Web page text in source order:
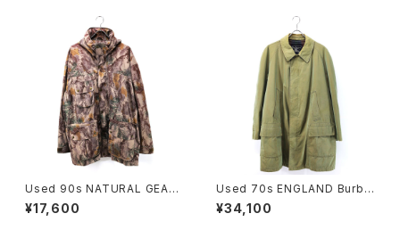
Used 90s NATURAL GEAR
Beatiful Real Tree Camo F
ake Suede Mountain Parka
¥17,600
Used 70s ENGLAND Burbe
rrys Equivocal Balmacaan
Half Coat Size L 相当 古着
¥34,100